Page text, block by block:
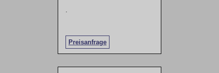
Preisanfrage
.